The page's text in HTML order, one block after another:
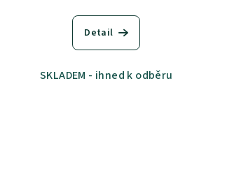
Detail
SKLADEM - ihned k odběru